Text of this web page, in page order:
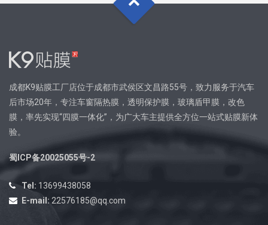
成都K9贴膜工厂店位于成都市武侯区文昌路55号，致力服务于汽车
后市场20年，专注车窗隔热膜，透明保护膜，玻璃盾甲膜，改色
膜，率先实现“四膜一体化”，为广大车主提供全方位一站式贴膜新体
验。
蜀ICP备20025055号-2
Tel: 13699438058
E-mail:22576185@qq.com